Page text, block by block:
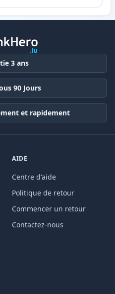
3 ans
90 Jours
et rapidement
AIDE
Centre d'aide
Politique de retour
Commencer un retour
Contactez-nous